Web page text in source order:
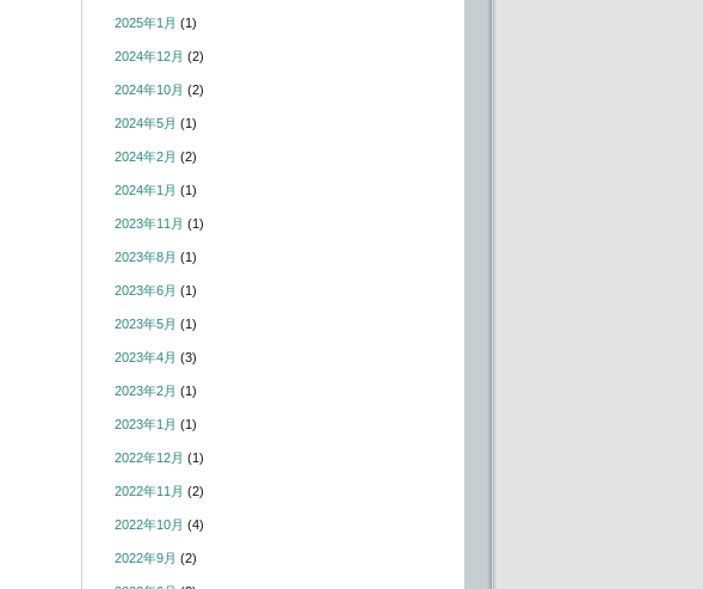
2025年1月 (1)
2024年12月 (2)
2024年10月 (2)
2024年5月 (1)
2024年2月 (2)
2024年1月 (1)
2023年11月 (1)
2023年8月 (1)
2023年6月 (1)
2023年5月 (1)
2023年4月 (3)
2023年2月 (1)
2023年1月 (1)
2022年12月 (1)
2022年11月 (2)
2022年10月 (4)
2022年9月 (2)